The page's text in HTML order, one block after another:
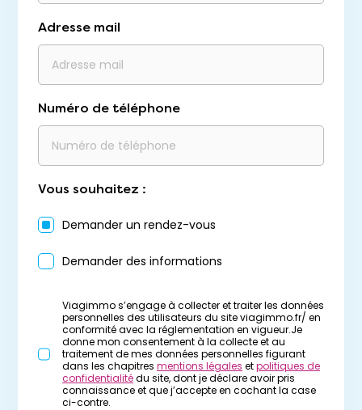
Adresse mail
Numéro de téléphone
Vous souhaitez :
Demander un rendez-vous
Demander des informations
Viagimmo s’engage à collecter et traiter les données
personnelles des utilisateurs du site viagimmo.fr/ en
conformité avec la réglementation en vigueur.Je
donne mon consentement à la collecte et au
traitement de mes données personnelles figurant
dans les chapitres mentions légales etpolitiques de
confidentialitédu site, dont je déclare avoir pris
connaissance et que j’accepte en cochant la case
ci-contre.